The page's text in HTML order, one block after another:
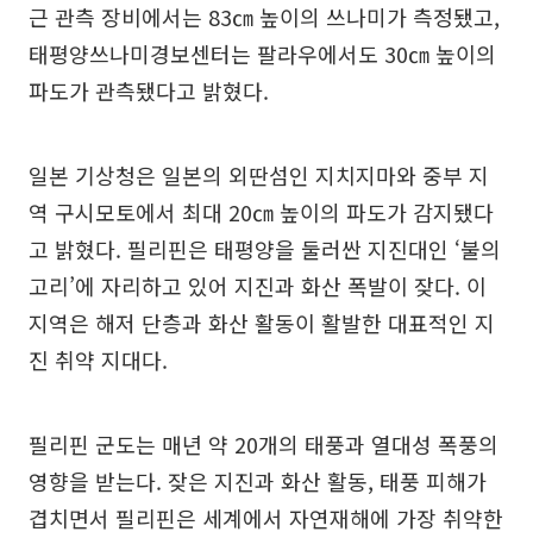
근 관측 장비에서는 83㎝ 높이의 쓰나미가 측정됐고,
태평양쓰나미경보센터는 팔라우에서도 30㎝ 높이의
파도가 관측됐다고 밝혔다.
일본 기상청은 일본의 외딴섬인 지치지마와 중부 지
역 구시모토에서 최대 20㎝ 높이의 파도가 감지됐다
고 밝혔다. 필리핀은 태평양을 둘러싼 지진대인 ‘불의
고리’에 자리하고 있어 지진과 화산 폭발이 잦다. 이
지역은 해저 단층과 화산 활동이 활발한 대표적인 지
진 취약 지대다.
필리핀 군도는 매년 약 20개의 태풍과 열대성 폭풍의
영향을 받는다. 잦은 지진과 화산 활동, 태풍 피해가
겹치면서 필리핀은 세계에서 자연재해에 가장 취약한